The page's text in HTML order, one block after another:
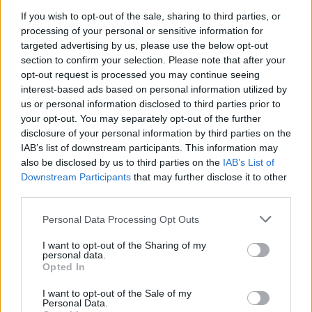
If you wish to opt-out of the sale, sharing to third parties, or
processing of your personal or sensitive information for
targeted advertising by us, please use the below opt-out
section to confirm your selection. Please note that after your
opt-out request is processed you may continue seeing
interest-based ads based on personal information utilized by
us or personal information disclosed to third parties prior to
your opt-out. You may separately opt-out of the further
disclosure of your personal information by third parties on the
IAB’s list of downstream participants. This information may
also be disclosed by us to third parties on the IAB’s List of
Downstream Participants that may further disclose it to other
Personal Data Processing Opt Outs
I want to opt-out of the Sharing of my
personal data.
Opted In
I want to opt-out of the Sale of my
Personal Data.
dostało Pozdrawiam
pacjentki
gość
Co to może być/2 . (Treść krępująca)
Witam. Przychodzę z takim już ostatnim
pytaniem.. podczas korzystania w toalecie,
bardziej w trakcie załatwiania się , bardzo silny
może być ?? . Liczę na pozytywne komentarze ,
z góry dzięki. Czasami mogę nie odpisywać ,
wiec podam maila gabbka09@gmail.com
POWIĄZANE
Tematy miesiączka
ciąża test ciążowy okres